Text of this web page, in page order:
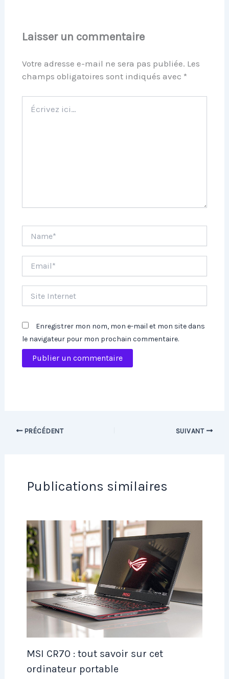
Laisser un commentaire
Votre adresse e-mail ne sera pas publiée. Les
champs obligatoires sont indiqués avec *
ici…
Internet
Enregistrer mon nom, mon e-mail et mon site dans
le navigateur pour mon prochain commentaire.
PRÉCÉDENT SUIVANT
Publications similaires
MSI CR70 : tout savoir sur cet
ordinateur portable